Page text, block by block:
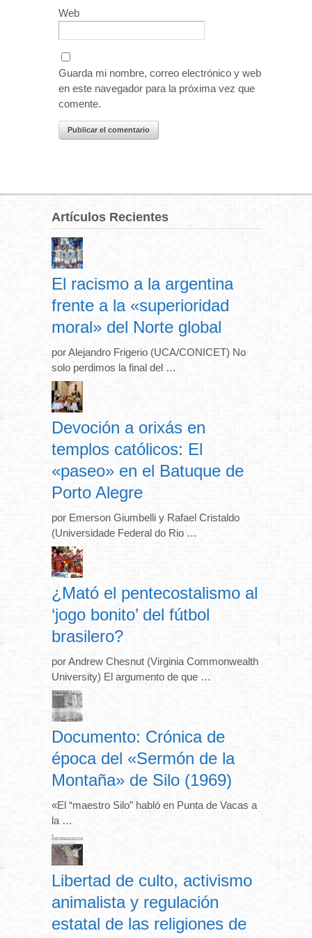
Web
Guarda mi nombre, correo electrónico y web
en este navegador para la próxima vez que
comente.
Artículos Recientes
El racismo a la argentina
frente a la «superioridad
moral» del Norte global
por Alejandro Frigerio (UCA/CONICET) No
solo perdimos la final del …
Devoción a orixás en
templos católicos: El
«paseo» en el Batuque de
Porto Alegre
por Emerson Giumbelli y Rafael Cristaldo
(Universidade Federal do Rio …
¿Mató el pentecostalismo al
‘jogo bonito’ del fútbol
brasilero?
por Andrew Chesnut (Virginia Commonwealth
University) El argumento de que …
Documento: Crónica de
época del «Sermón de la
Montaña» de Silo (1969)
«El “maestro Silo” habló en Punta de Vacas a
la …
Libertad de culto, activismo
animalista y regulación
estatal de las religiones de